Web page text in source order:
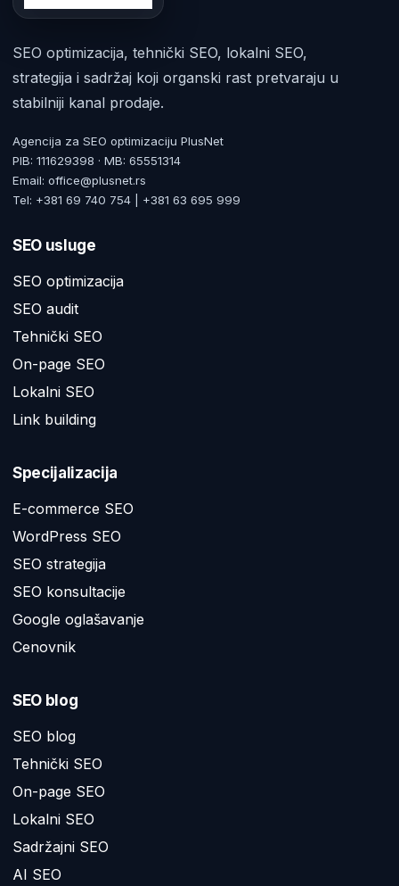
SEO optimizacija, tehnički SEO, lokalni SEO,
strategija i sadržaj koji organski rast pretvaraju u
stabilniji kanal prodaje.
Agencija za SEO optimizaciju PlusNet
PIB: 111629398 · MB: 65551314
Email: office@plusnet.rs
Tel: +381 69 740 754 | +381 63 695 999
SEO usluge
SEO optimizacija
SEO audit
Tehnički SEO
On-page SEO
Lokalni SEO
Link building
Specijalizacija
E-commerce SEO
WordPress SEO
SEO strategija
SEO konsultacije
Google oglašavanje
Cenovnik
SEO blog
SEO blog
Tehnički SEO
On-page SEO
Lokalni SEO
Sadržajni SEO
AI SEO